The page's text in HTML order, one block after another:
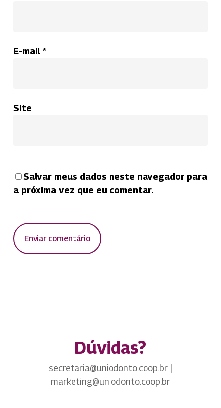
E-mail *
Site
Salvar meus dados neste navegador para
a próxima vez que eu comentar.
Dúvidas?
secretaria@uniodonto.coop.br |
marketing@uniodonto.coop.br